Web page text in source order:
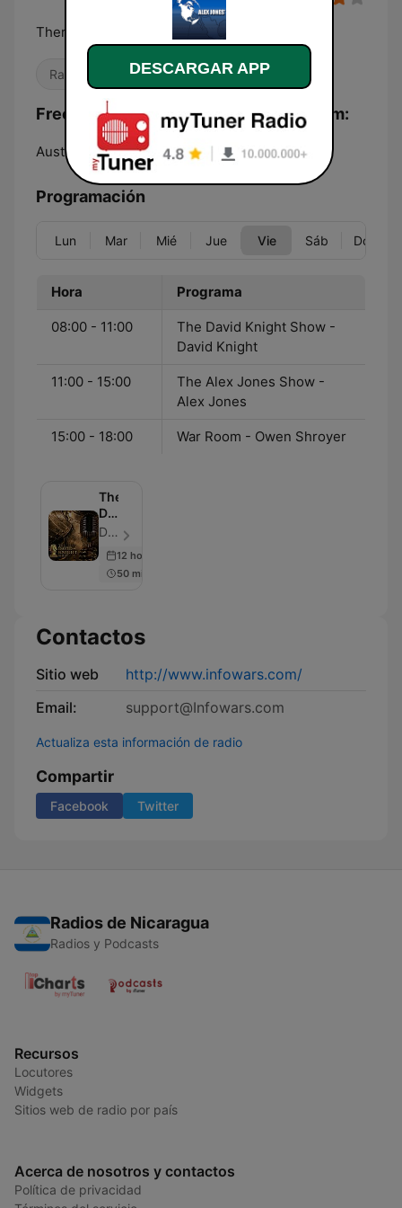
There's a war on for your mind!
Radio hablada
Frecuencias Alex Jones - Infowars.com:
Austin: Online
Programación
Lun Mar Mié Jue Vie Sáb Dom
Hora Programa
08:00 - 11:00
The David Knight Show -
David Knight
11:00 - 15:00
The Alex Jones Show -
Alex Jones
15:00 - 18:00 War Room - Owen Shroyer
The
David
Knight
Show
David Knight - Episodio 1005
12 hours ago
50 min
Contactos
Sitio web
http://www.infowars.com/
Email:
support@Infowars.com
Actualiza esta información de radio
Compartir
Facebook Twitter
Radios de Nicaragua
Radios y Podcasts
Recursos
Locutores
Widgets
Sitios web de radio por país
Acerca de nosotros y contactos
Política de privacidad
DESCARGAR APP